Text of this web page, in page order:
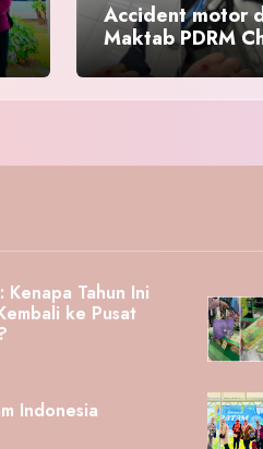
Accident motor
Maktab PDRM
Kenapa Tahun Ini
ke Pusat
Indonesia